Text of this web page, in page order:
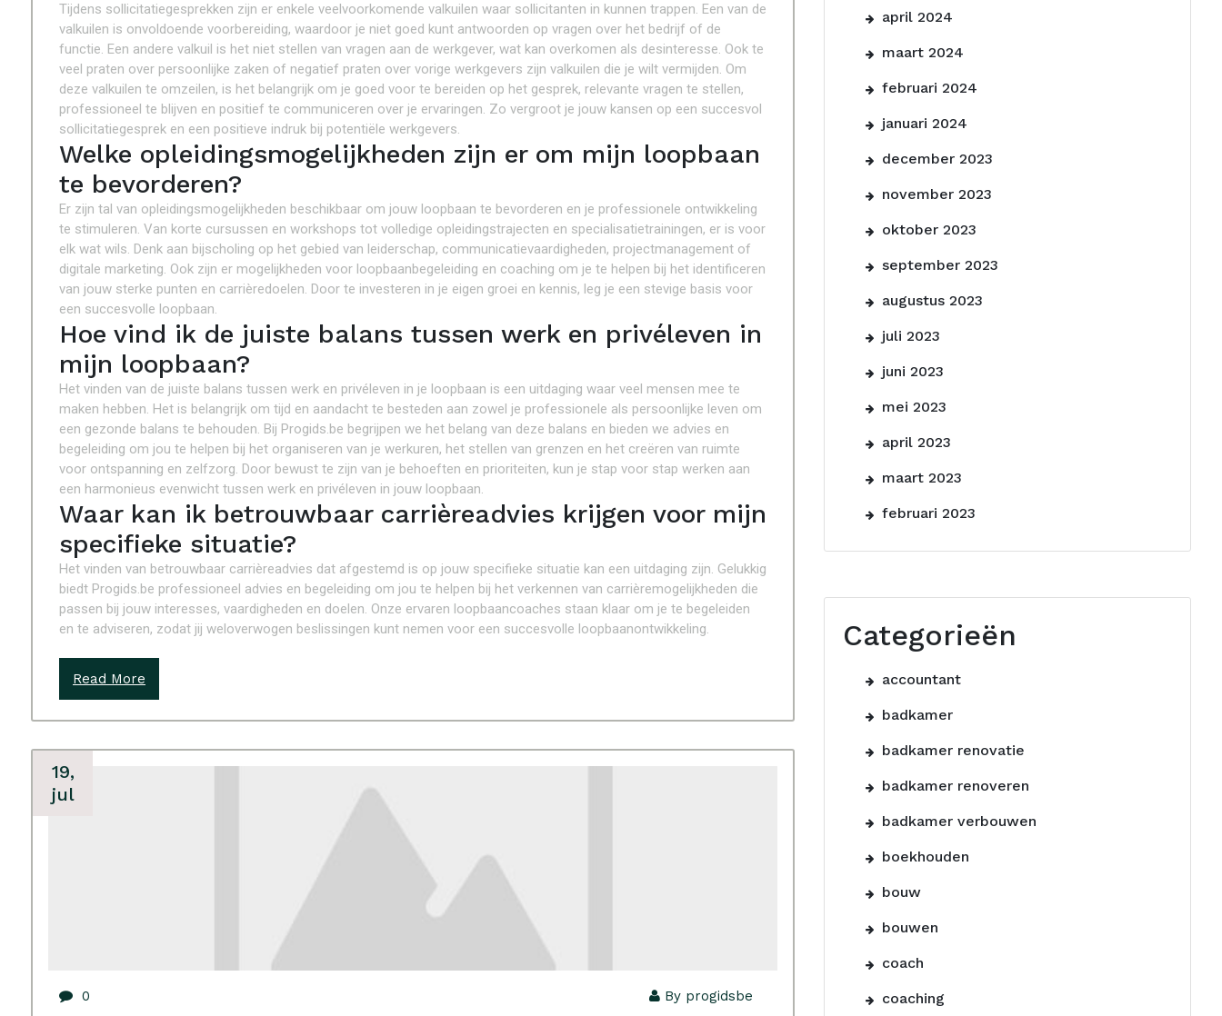
Tijdens sollicitatiegesprekken zijn er enkele veelvoorkomende valkuilen waar sollicitanten in kunnen trappen. Een van de
valkuilen is onvoldoende voorbereiding, waardoor je niet goed kunt antwoorden op vragen over het bedrijf of de
functie. Een andere valkuil is het niet stellen van vragen aan de werkgever, wat kan overkomen als desinteresse. Ook te
veel praten over persoonlijke zaken of negatief praten over vorige werkgevers zijn valkuilen die je wilt vermijden. Om
deze valkuilen te omzeilen, is het belangrijk om je goed voor te bereiden op het gesprek, relevante vragen te stellen,
professioneel te blijven en positief te communiceren over je ervaringen. Zo vergroot je jouw kansen op een succesvol
sollicitatiegesprek en een positieve indruk bij potentiële werkgevers.
Welke opleidingsmogelijkheden zijn er om mijn loopbaan
te bevorderen?
Er zijn tal van opleidingsmogelijkheden beschikbaar om jouw loopbaan te bevorderen en je professionele ontwikkeling
te stimuleren. Van korte cursussen en workshops tot volledige opleidingstrajecten en specialisatietrainingen, er is voor
elk wat wils. Denk aan bijscholing op het gebied van leiderschap, communicatievaardigheden, projectmanagement of
digitale marketing. Ook zijn er mogelijkheden voor loopbaanbegeleiding en coaching om je te helpen bij het identificeren
van jouw sterke punten en carrièredoelen. Door te investeren in je eigen groei en kennis, leg je een stevige basis voor
een succesvolle loopbaan.
Hoe vind ik de juiste balans tussen werk en privéleven in
mijn loopbaan?
Het vinden van de juiste balans tussen werk en privéleven in je loopbaan is een uitdaging waar veel mensen mee te
maken hebben. Het is belangrijk om tijd en aandacht te besteden aan zowel je professionele als persoonlijke leven om
een gezonde balans te behouden. Bij Progids.be begrijpen we het belang van deze balans en bieden we advies en
begeleiding om jou te helpen bij het organiseren van je werkuren, het stellen van grenzen en het creëren van ruimte
voor ontspanning en zelfzorg. Door bewust te zijn van je behoeften en prioriteiten, kun je stap voor stap werken aan
een harmonieus evenwicht tussen werk en privéleven in jouw loopbaan.
Waar kan ik betrouwbaar carrièreadvies krijgen voor mijn
specifieke situatie?
Het vinden van betrouwbaar carrièreadvies dat afgestemd is op jouw specifieke situatie kan een uitdaging zijn. Gelukkig
biedt Progids.be professioneel advies en begeleiding om jou te helpen bij het verkennen van carrièremogelijkheden die
passen bij jouw interesses, vaardigheden en doelen. Onze ervaren loopbaancoaches staan klaar om je te begeleiden
en te adviseren, zodat jij weloverwogen beslissingen kunt nemen voor een succesvolle loopbaanontwikkeling.
Read More
19,
jul
0 By progidsbe
april 2024
maart 2024
februari 2024
januari 2024
december 2023
november 2023
oktober 2023
september 2023
augustus 2023
juli 2023
juni 2023
mei 2023
april 2023
maart 2023
februari 2023
Categorieën
accountant
badkamer
badkamer renovatie
badkamer renoveren
badkamer verbouwen
boekhouden
bouw
bouwen
coach
coaching